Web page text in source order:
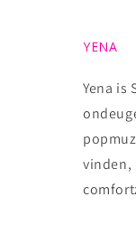
YENA
Yena is
vinden,